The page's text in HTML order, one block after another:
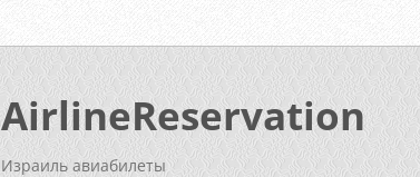
AirlineReservation
Израиль авиабилеты